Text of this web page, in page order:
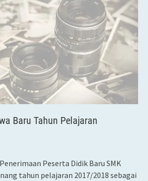
Baru Tahun Pelajaran
Peserta Didik Baru SMK
tahun pelajaran 2017/2018 sebagai